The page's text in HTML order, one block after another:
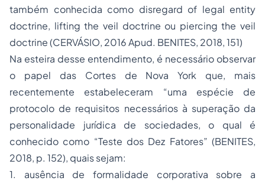
também conhecida como disregard of legal entity
doctrine, lifting the veil doctrine ou piercing the veil
doctrine (CERVÁSIO, 2016 Apud. BENITES, 2018, 151)
Na esteira desse entendimento, é necessário observar
o papel das Cortes de Nova York que, mais
recentemente estabeleceram “uma espécie de
protocolo de requisitos necessários à superação da
personalidade jurídica de sociedades, o qual é
conhecido como “Teste dos Dez Fatores” (BENITES,
2018, p. 152), quais sejam:
1. ausência de formalidade corporativa sobre a